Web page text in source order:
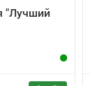
"Лучший